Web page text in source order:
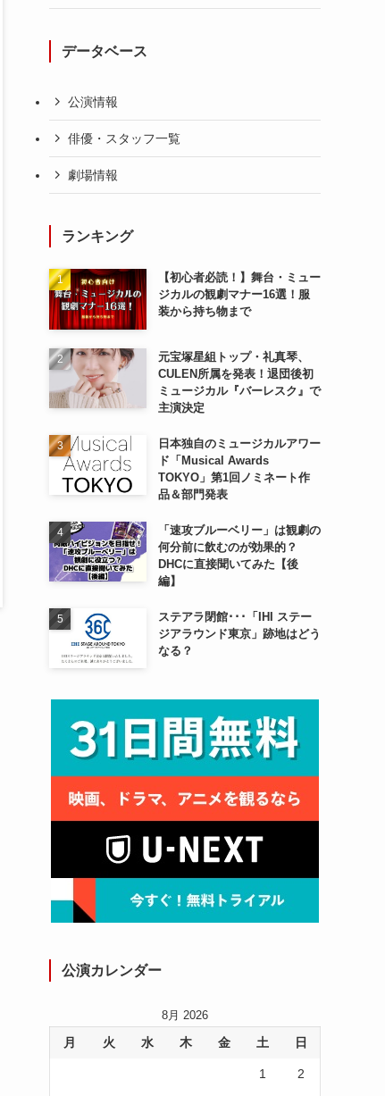
データベース
公演情報
俳優・スタッフ一覧
劇場情報
ランキング
【初心者必読！】舞台・ミュー
ジカルの観劇マナー16選！服
装から持ち物まで
元宝塚星組トップ・礼真琴、
CULEN所属を発表！退団後初
ミュージカル『バーレスク』で
主演決定
日本独自のミュージカルアワー
ド「Musical Awards
TOKYO」第1回ノミネート作
品＆部門発表
「速攻ブルーベリー」は観劇の
何分前に飲むのが効果的？
DHCに直接聞いてみた【後
編】
ステアラ閉館･･･「IHI ステー
ジアラウンド東京」跡地はどう
なる？
公演カレンダー
8月 2026
月 火 水 木 金 土 日
1 2